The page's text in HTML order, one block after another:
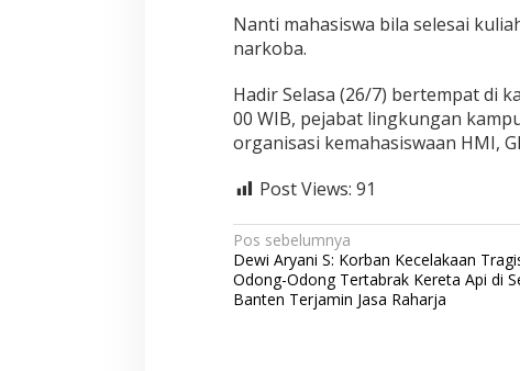
Nanti mahasiswa bila selesai
narkoba.
Hadir Selasa (26/7) bertempat di
00 WIB, pejabat lingkungan
organisasi kemahasiswaan HMI,
Post Views: 91
N
a
v
Pos sebelumnya
Dewi Aryani S: Korban Kecelakaan
Odong-Odong Tertabrak Kereta Api di
Banten Terjamin Jasa Raharja